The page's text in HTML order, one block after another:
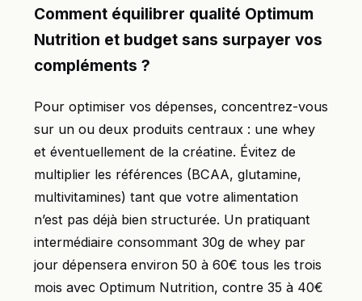
Comment équilibrer qualité Optimum
Nutrition et budget sans surpayer vos
compléments ?
Pour optimiser vos dépenses, concentrez-vous
sur un ou deux produits centraux : une whey
et éventuellement de la créatine. Évitez de
multiplier les références (BCAA, glutamine,
multivitamines) tant que votre alimentation
n’est pas déjà bien structurée. Un pratiquant
intermédiaire consommant 30g de whey par
jour dépensera environ 50 à 60€ tous les trois
mois avec Optimum Nutrition, contre 35 à 40€